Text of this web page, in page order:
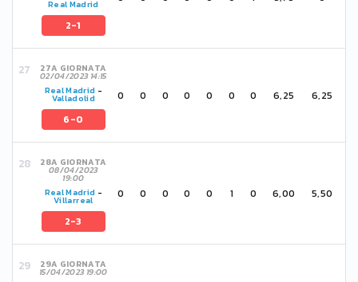
Real Madrid
2-1
27A GIORNATA
02/04/2023 14:15
Real Madrid -
Valladolid
6-0
0 0 0 0 0 0 0 6,25 6,25
28A GIORNATA
08/04/2023
19:00
Real Madrid -
Villarreal
2-3
0 0 0 0 0 1 0 6,00 5,50
29A GIORNATA
15/04/2023 19:00